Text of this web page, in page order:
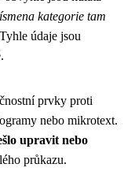
kategorie tam
údaje jsou
prvky proti
nebo mikrotext.
upravit nebo
průkazu.